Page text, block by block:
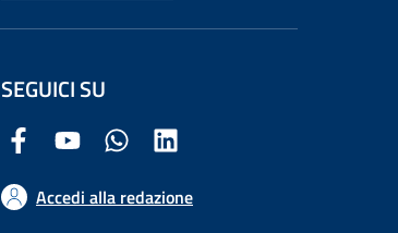
SEGUICI SU
Facebook Comune di Arezzo
Youtube Comune di Arezzo
Twitter Comune di Arezzo
Accedi alla redazione